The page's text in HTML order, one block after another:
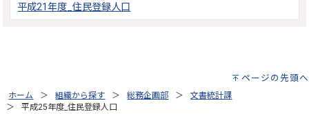
平成21年度_住民登録人口
ページの先頭へ
ホーム 組織から探す 総務企画部
文書統計課
平成25年度_住民登録人口